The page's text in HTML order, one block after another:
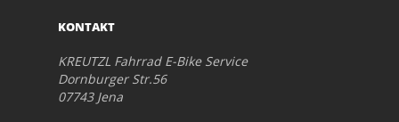
KONTAKT
KREUTZL Fahrrad E-Bike Service
Dornburger Str.56
07743 Jena